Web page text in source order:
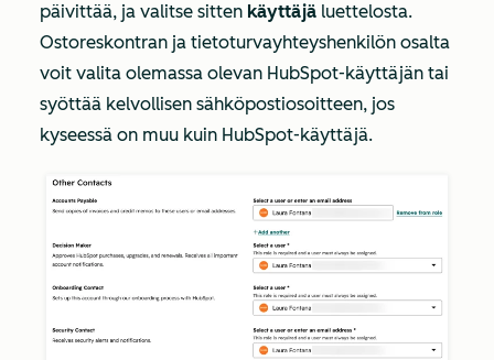
päivittää, ja valitse sitten käyttäjä luettelosta.
Ostoreskontran ja tietoturvayhteyshenkilön osalta
voit valita olemassa olevan HubSpot-käyttäjän tai
syöttää kelvollisen sähköpostiosoitteen, jos
kyseessä on muu kuin HubSpot-käyttäjä.